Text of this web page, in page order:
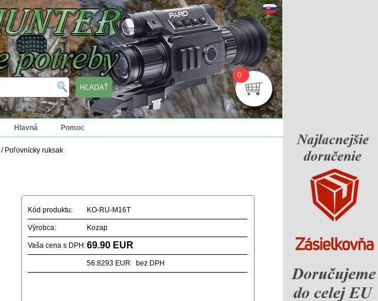
0
Hlavná Pomoc
/ Poľovnícky ruksak
Kód produktu: KO-RU-M16T
Výrobca: Kozap
Vaša cena s DPH:69.90 EUR
56.8293 EUR bez DPH